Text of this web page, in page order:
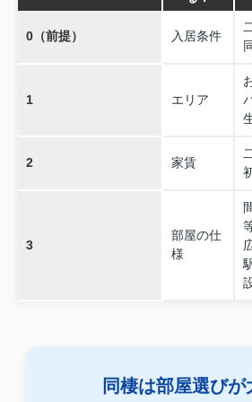
0（前提） 入居条件
1 エリア
2 家賃
3
部屋の仕
様
同棲は部屋選びが